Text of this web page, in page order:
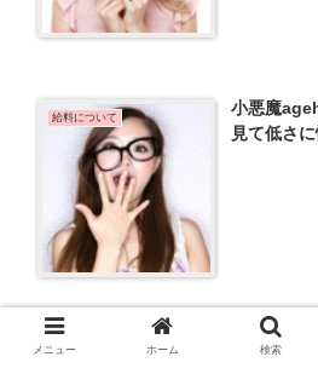
給料について
小悪魔
見て低さ
スカウト
キャバク
メニュー ホーム 検索